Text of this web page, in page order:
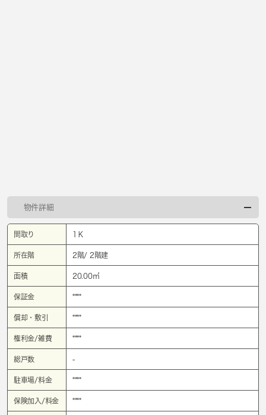
物件詳細
間取り 1Ｋ
所在階 2階/ 2階建
面積 20.00㎡
保証金 ****
償却・敷引 ****
権利金/雑費 ****
総戸数 -
駐車場/料金 ****
保険加入/料金 ****